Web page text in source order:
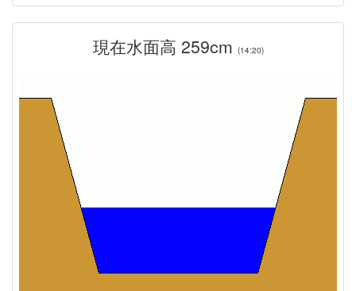
現在水面高 259cm (14:20)